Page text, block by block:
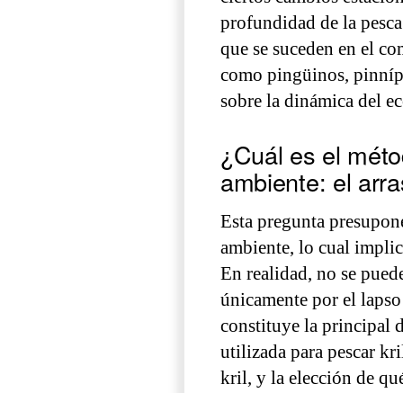
profundidad de la
que se suceden en el
como pingüinos,
sobre la dinámica del
¿Cuál es el
ambiente: el
Esta pregunta
ambiente, lo cual
En realidad, no se
únicamente por el
constituye la principal
utilizada para pescar
kril, y la elección de